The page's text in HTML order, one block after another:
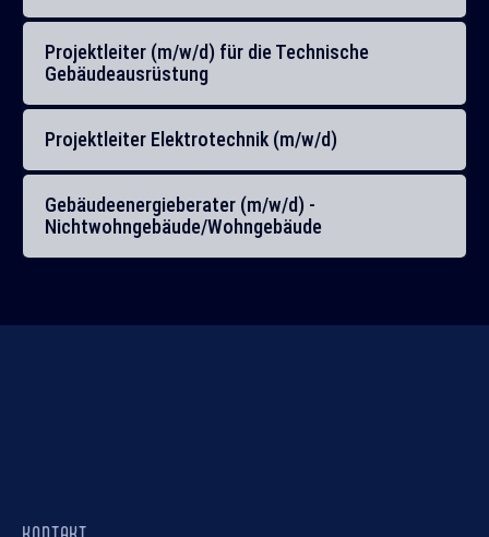
Projektleiter (m/w/d) für die Technische
Gebäudeausrüstung
Projektleiter Elektrotechnik (m/w/d)
Gebäudeenergieberater (m/w/d) -
Nichtwohngebäude/Wohngebäude